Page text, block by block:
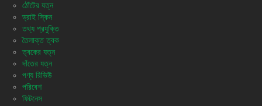
ঠোঁটের যত্ন
ড্রাই স্কিন
তথ্য প্রযুক্তি
তৈলাক্ত ত্বক
ত্বকের যত্ন
দাঁতের যত্ন
পণ্য রিভিউ
পরিবেশ
ফিটনেস